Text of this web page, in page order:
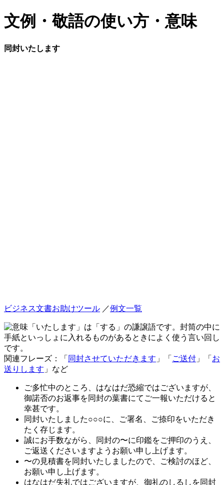
文例・敬語の使い方・意味
同封いたします
ビジネス文書お助けツール ／例文一覧
「いたします」は「する」の謙譲語です。封筒の中に
手紙といっしょに入れるものがあるときによく使う言い回し
です。
関連フレーズ：「 同封させていただきます 」「 ご送付 」「 お
送りします 」など
ご多忙中のところ、はなはだ恐縮ではございますが、
御諾否のお返事を同封の葉書にてご一報いただけると
幸甚です。
同封いたしました○○○に、ご署名、ご捺印をいただき
たく存じます。
誠にお手数ながら、同封の〜に印鑑をご押印のうえ、
ご返送くださいますようお願い申し上げます。
〜の見積書を同封いたしましたので、ご検討のほど、
お願い申し上げます。
はなはだ失礼ではございますが、御礼のしるしを同封